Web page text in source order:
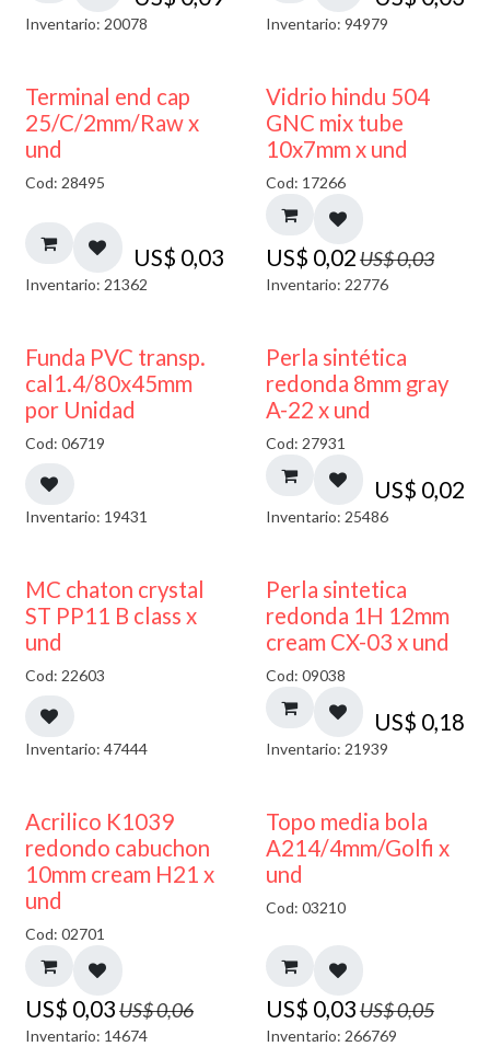
Inventario: 20078 Inventario: 94979
Terminal end cap
25/C/2mm/Raw x
und
Cod: 28495
US$ 0,03
Inventario: 21362
40% DESCUENTO
Vidrio hindu 504
GNC mix tube
10x7mm x und
Cod: 17266
US$ 0,02US$0,03
Inventario: 22776
Funda PVC transp.
cal1.4/80x45mm
por Unidad
Cod: 06719
Inventario: 19431
Perla sintética
redonda 8mm gray
A-22 x und
Cod: 27931
US$ 0,02
Inventario: 25486
MC chaton crystal
ST PP11 B class x
und
Cod: 22603
Inventario: 47444
Perla sintetica
redonda 1H 12mm
cream CX-03 x und
Cod: 09038
US$ 0,18
Inventario: 21939
50% DESCUENTO
Acrilico K1039
redondo cabuchon
10mm cream H21 x
und
Cod: 02701
US$ 0,03US$0,06
Inventario: 14674
40% DESCUENTO
Topo media bola
A214/4mm/Golfi x
und
Cod: 03210
US$ 0,03US$0,05
Inventario: 266769